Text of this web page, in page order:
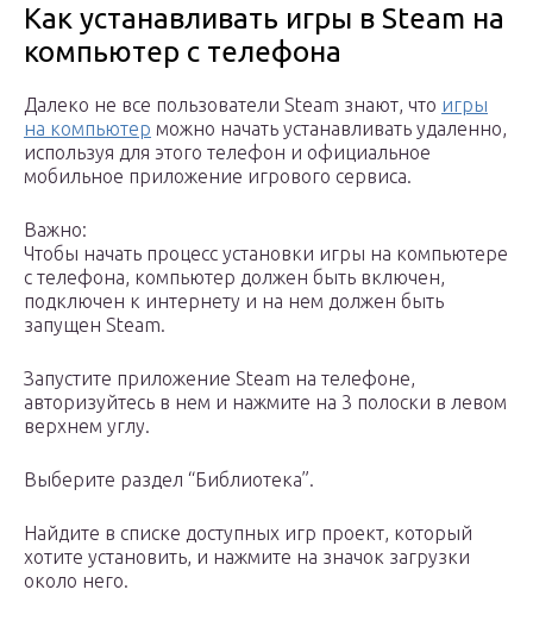
Как устанавливать игры в Steam на
компьютер с телефона
Далеко не все пользователи Steam знают, что игры
на компьютер можно начать устанавливать удаленно,
используя для этого телефон и официальное
мобильное приложение игрового сервиса.
Важно:
Чтобы начать процесс установки игры на компьютере
с телефона, компьютер должен быть включен,
подключен к интернету и на нем должен быть
запущен Steam.
Запустите приложение Steam на телефоне,
авторизуйтесь в нем и нажмите на 3 полоски в левом
верхнем углу.
Выберите раздел “Библиотека”.
Найдите в списке доступных игр проект, который
хотите установить, и нажмите на значок загрузки
около него.